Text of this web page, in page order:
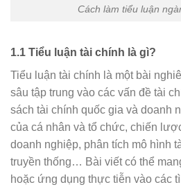
Cách làm tiểu luận
1.1 Tiểu luận tài chính là gì?
Tiểu luận tài chính là một bài
sâu tập trung vào các vấn đề tài
sách tài chính quốc gia và doanh
của cá nhân và tổ chức, chiến
doanh nghiệp, phân tích mô hình
truyền thống… Bài viết có thể
hoặc ứng dụng thực tiễn vào các